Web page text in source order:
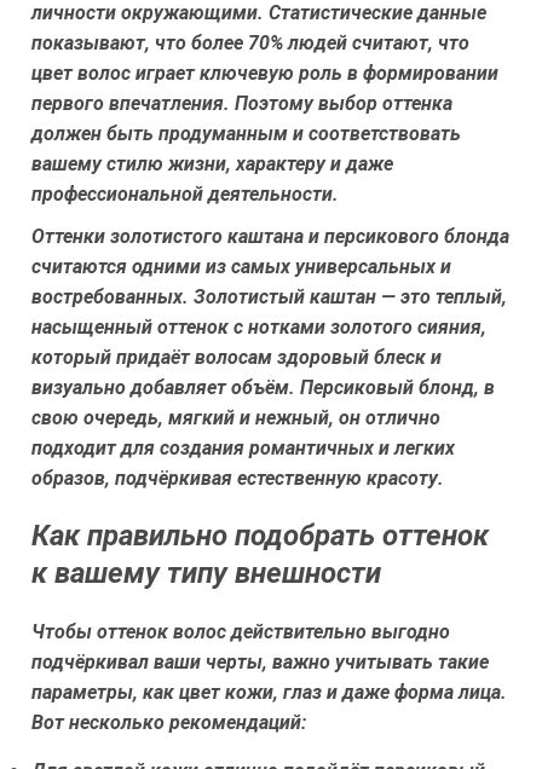
личности окружающими. Статистические данные
показывают, что более 70% людей считают, что
цвет волос играет ключевую роль в формировании
первого впечатления. Поэтому выбор оттенка
должен быть продуманным и соответствовать
вашему стилю жизни, характеру и даже
профессиональной деятельности.
Оттенки золотистого каштана и персикового блонда
считаются одними из самых универсальных и
востребованных. Золотистый каштан — это теплый,
насыщенный оттенок с нотками золотого сияния,
который придаёт волосам здоровый блеск и
визуально добавляет объём. Персиковый блонд, в
свою очередь, мягкий и нежный, он отлично
подходит для создания романтичных и легких
образов, подчёркивая естественную красоту.
Как правильно подобрать оттенок
к вашему типу внешности
Чтобы оттенок волос действительно выгодно
подчёркивал ваши черты, важно учитывать такие
параметры, как цвет кожи, глаз и даже форма лица.
Вот несколько рекомендаций: